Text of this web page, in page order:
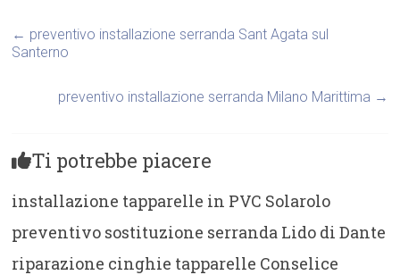
← preventivo installazione serranda Sant Agata sul
Santerno
preventivo installazione serranda Milano Marittima →
Ti potrebbe piacere
installazione tapparelle in PVC Solarolo
preventivo sostituzione serranda Lido di Dante
riparazione cinghie tapparelle Conselice